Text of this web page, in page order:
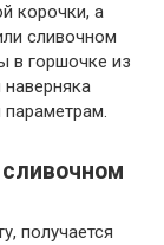
корочки, а
сливочном
в горшочке из
получается